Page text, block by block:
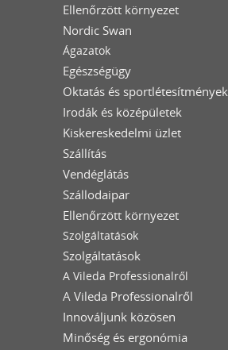
Ellenőrzött környezet
Nordic Swan
Ágazatok
Egészségügy
Oktatás és sportlétesítmények
Irodák és középületek
Kiskereskedelmi üzlet
Szállítás
Vendéglátás
Szállodaipar
Ellenőrzött környezet
Szolgáltatások
Szolgáltatások
A Vileda Professionalről
A Vileda Professionalről
Innováljunk közösen
Minőség és ergonómia